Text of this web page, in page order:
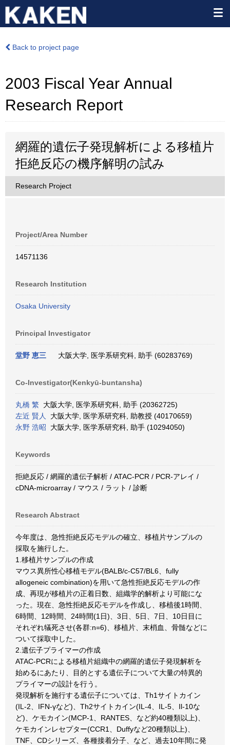
Back to project page
2003 Fiscal Year Annual
Research Report
網羅的遺伝子発現解析による移植片
拒絶反応の機序解明の試み
Research Project
Project/Area Number
14571136
Research Institution
Osaka University
Principal Investigator
堂野 恵三 大阪大学, 医学系研究科, 助手 (60283769)
Co-Investigator(Kenkyū-buntansha)
丸橋 繁 大阪大学, 医学系研究科, 助手 (20362725)
左近 賢人
大阪大学, 医学系研究科, 助教授 (40170659)
永野 浩昭 大阪大学, 医学系研究科, 助手 (10294050)
Keywords
拒絶反応 / 網羅的遺伝子解析 / ATAC-PCR / PCR-アレイ /
cDNA-microarray / マウス / ラット / 診断
Research Abstract
今年度は、急性拒絶反応モデルの確立、移植片サンプルの
採取を施行した。
1.移植片サンプルの作成
マウス異所性心移植モデル(BALB/c-C57/BL6、fully
allogeneic combination)を用いて急性拒絶反応モデルの作
成、再現が移植片の正着日数、組織学的解析より可能にな
った。現在、急性拒絶反応モデルを作成し、移植後1時間、
6時間、12時間、24時間(1日)、3日、5日、7日、10日目に
それぞれ犠死させ(各群:n=6)、移植片、末梢血、骨髄などに
ついて採取中した。
2.遺伝子プライマーの作成
ATAC-PCRによる移植片組織中の網羅的遺伝子発現解析を
始めるにあたり、目的とする遺伝子について大量の特異的
プライマーの設計を行う。
発現解析を施行する遺伝子については、Th1サイトカイン
(IL-2、IFN-γなど)、Th2サイトカイン(IL-4、IL-5、Il-10な
ど)、ケモカイン(MCP-1、RANTES、など約40種類以上)、
ケモカインレセプター(CCR1、Duffyなど20種類以上)、
TNF、CDシリーズ、各種接着分子、など、過去10年間に発